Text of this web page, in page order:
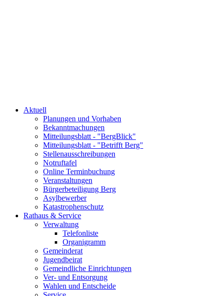
Aktuell
Planungen und Vorhaben
Bekanntmachungen
Mitteilungsblatt - "BergBlick"
Mitteilungsblatt - "Betrifft Berg"
Stellenausschreibungen
Notruftafel
Online Terminbuchung
Veranstaltungen
Bürgerbeteiligung Berg
Asylbewerber
Katastrophenschutz
Rathaus & Service
Verwaltung
Telefonliste
Organigramm
Gemeinderat
Jugendbeirat
Gemeindliche Einrichtungen
Ver- und Entsorgung
Wahlen und Entscheide